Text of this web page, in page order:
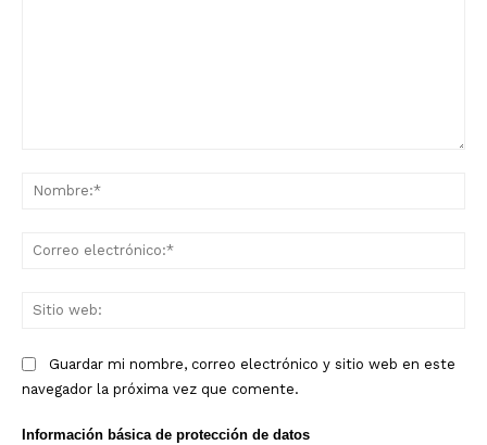
Guardar mi nombre, correo electrónico y sitio web en este
navegador la próxima vez que comente.
Información básica de protección de datos